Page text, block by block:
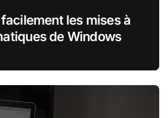
les mises à
de Windows